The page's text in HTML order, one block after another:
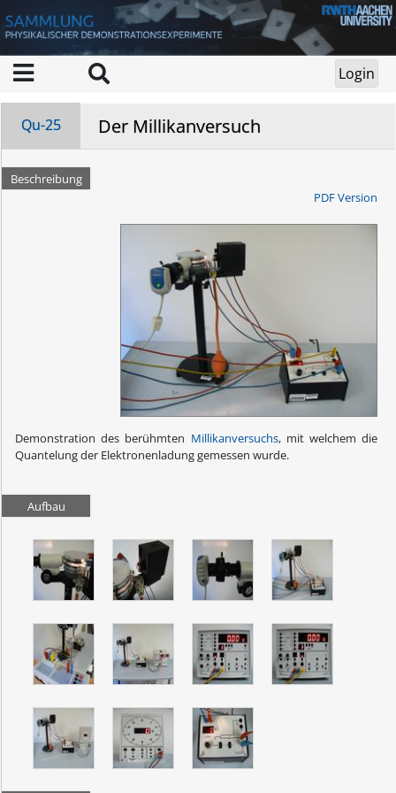
Qu-25 Der Millikanversuch
Beschreibung
PDF Version
Demonstration des berühmten Millikanversuchs, mit welchem die
Quantelung der Elektronenladung gemessen wurde.
Aufbau